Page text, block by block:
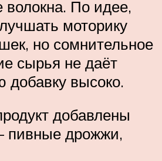
волокна. По идее,
моторику
но сомнительное
сырья не даёт
добавку высоко.
добавлены
пивные дрожжи,